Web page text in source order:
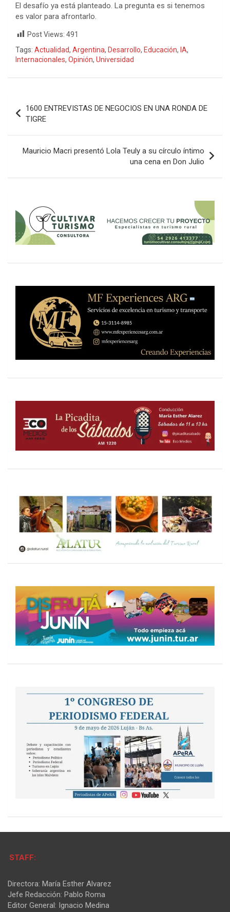
El desafío ya está planteado. La pregunta es si tenemos
es valor para afrontarlo.
Post Views: 491
Tags: Actualidad, Argentina, Desarrollo, Educación, IA,
Internacionales, Opinión, Universidad
de
entradas
1600 ENTREVISTAS DE NEGOCIOS EN UNA RONDA DE
TIGRE
Mauricio Macri presentó Lola Teuly a su círculo íntimo
una cena en Don Julio
STAFF:
Directora: María Esther Alvarez
Jefe Redacción: Pablo Roma
Editor General: Ignacio Medina